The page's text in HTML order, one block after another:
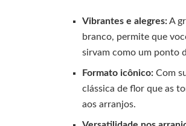
Vibrantes e alegres:A
branco, permite que
sirvam como um ponto
Formato icônico: Com
clássica de flor que as
aos arranjos.